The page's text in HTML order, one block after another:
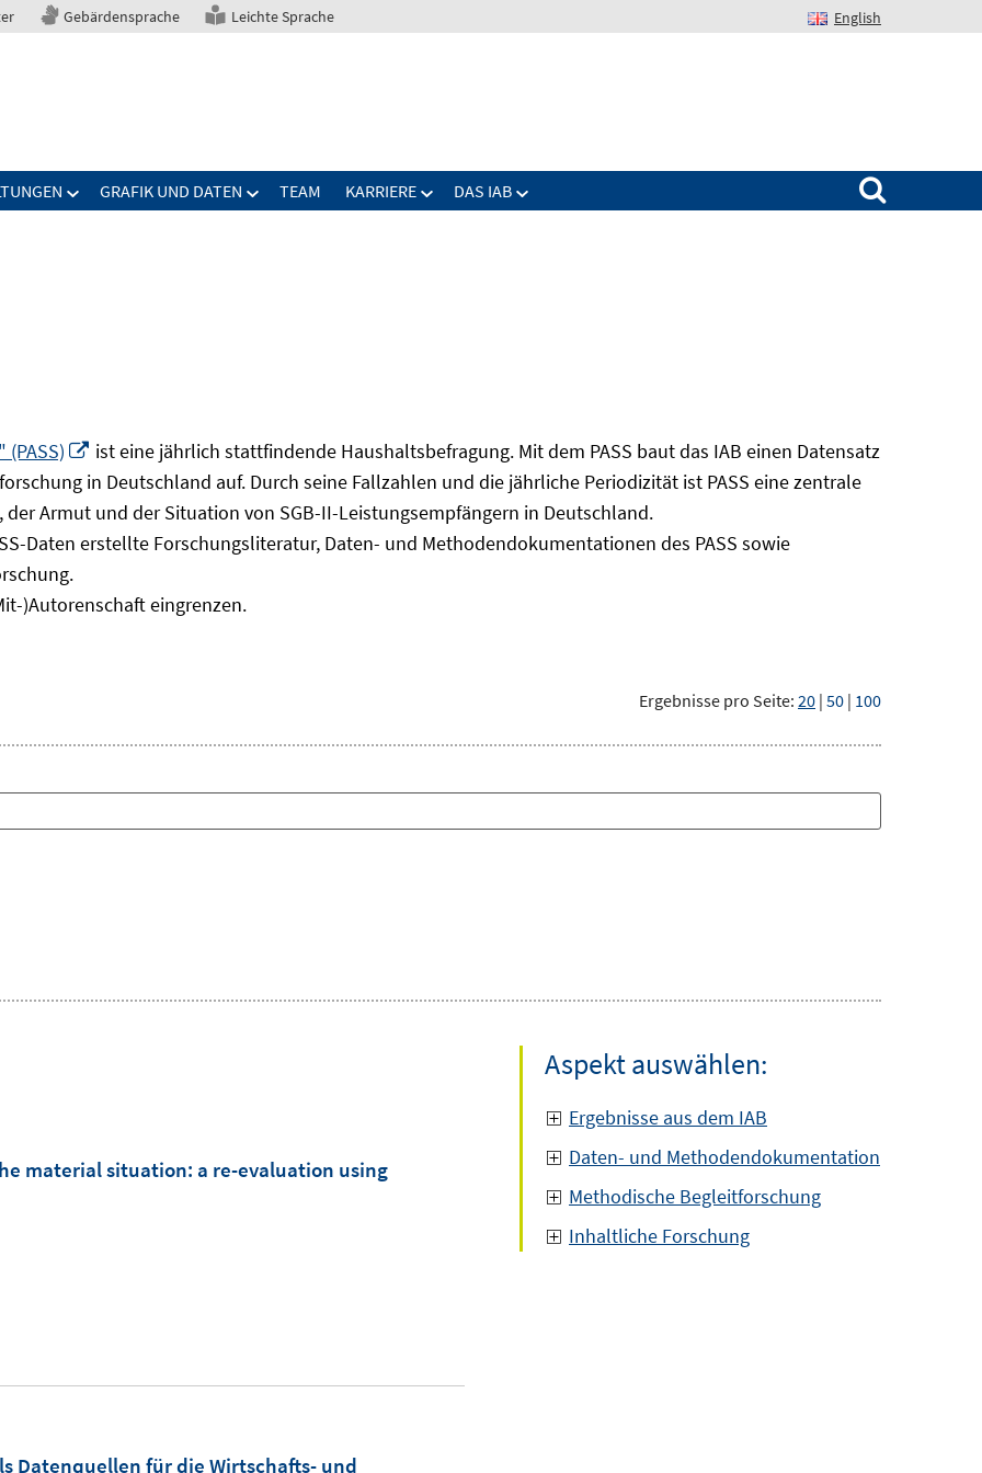
Gebärdensprache Leichte Sprache English
GRAFIK UND DATEN TEAM KARRIERE DAS IAB
Suchen nach:
In
neuem
Fenster
öffnen
ist eine jährlich stattfindende Haushaltsbefragung. Mit dem PASS baut das IAB einen Datensatz
in Deutschland auf. Durch seine Fallzahlen und die jährliche Periodizität ist PASS eine zentrale
Armut und der Situation von SGB-II-Leistungsempfängern in Deutschland.
Daten erstellte Forschungsliteratur, Daten- und Methodendokumentationen des PASS sowie
)Autorenschaft eingrenzen.
Ergebnisse pro Seite: 20 | 50 | 100
material situation: a re-evaluation using
Datenquellen für die Wirtschafts- und
Aspekt auswählen:
Ergebnisse aus dem IAB
Daten- und Methodendokumentation
Methodische Begleitforschung
Inhaltliche Forschung